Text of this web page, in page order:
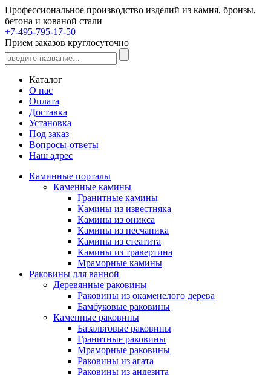
Профессиональное производство изделий из камня, бронзы,
бетона и кованой стали
+7-495-795-17-50
Прием заказов круглосуточно
Каталог
О нас
Оплата
Доставка
Установка
Под заказ
Вопросы-ответы
Наш адрес
Каминные порталы
Каменные камины
Гранитные камины
Камины из известняка
Камины из оникса
Камины из песчаника
Камины из стеатита
Камины из травертина
Мраморные камины
Раковины для ванной
Деревянные раковины
Раковины из окаменелого дерева
Бамбуковые раковины
Каменные раковины
Базальтовые раковины
Гранитные раковины
Мраморные раковины
Раковины из агата
Раковины из андезита